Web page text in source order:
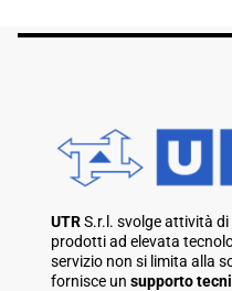
UTRS.r.l. svolge attività
prodotti ad elevata
servizio non si limita alla
fornisce un supporto